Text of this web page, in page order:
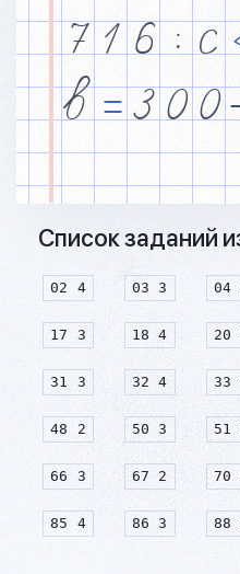
7 1 6 $ c
b = 3 0 0
Список заданий
02 4 03 3 04
17 3 18 4 20
31 3 32 4 33
48 2 50 3 51
66 3 67 2 70
85 4 86 3 88